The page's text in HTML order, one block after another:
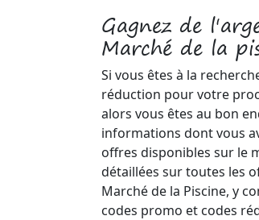
Gagnez de
Marché de la
Si vous êtes à la
réduction pour votre
alors vous êtes au bon
informations dont vous
offres disponibles sur le
détaillées sur toutes les
Marché de la Piscine, y
codes promo et codes